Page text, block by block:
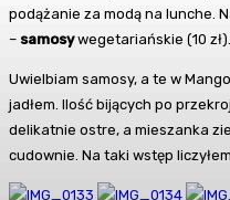
podążanie za modą na lunche.
– samosywegetariańskie (10 zł).
Uwielbiam samosy, a te w
jadłem. Ilość bijących po
delikatnie ostre, a mieszanka
cudownie. Na taki wstęp liczyłem.